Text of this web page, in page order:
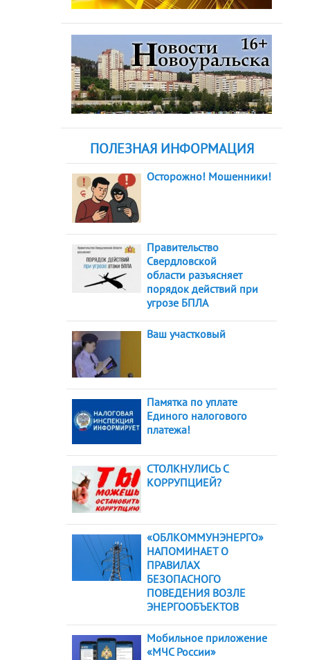
ПОЛЕЗНАЯ ИНФОРМАЦИЯ
Осторожно! Мошенники!
Правительство
Свердловской
области разъясняет
порядок действий при
угрозе БПЛА
Ваш участковый
Памятка по уплате
Единого налогового
платежа!
СТОЛКНУЛИСЬ С
КОРРУПЦИЕЙ?
«ОБЛКОММУНЭНЕРГО»
НАПОМИНАЕТ О
ПРАВИЛАХ
БЕЗОПАСНОГО
ПОВЕДЕНИЯ ВОЗЛЕ
ЭНЕРГООБЪЕКТОВ
Мобильное приложение
«МЧС России»